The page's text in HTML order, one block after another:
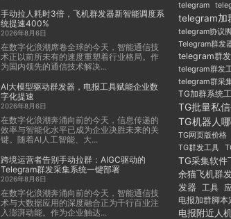
手动拉人耗时3倍，飞机群发器新智能调度系
统提速400%
2026年8月6日
在数字化浪潮席卷全球的今天，智能通信技
术正以前所未有的速度重塑着行业格局。作
为国内领先的通信技术解决...
AI大模型驱动群发器，电报工具赋能企业数
字化提速
2026年8月6日
在数字化浪潮奔涌向前的今天，信息传递的
效率与智能化水平已成为企业决胜未来的关
键。随着AI人工智能、大...
跨境运营者告别手动拉群：AIGC驱动的
Telegram群发采集系统一键部署
2026年8月6日
在数字化浪潮奔涌向前的今天，智能通信技
术与大数据应用的深度融合正为千行百业注
入澎湃动能。作为企业触达...
telegram
telegram加
telegram协议
Telegram群发
telegram群
telegram群发
telegram群采
TG加群系统
TG批量私
TG机器人
TG网页版价格
TG群发工具
TG采集软件
余猫飞机群
发器 工具
电报加群脚本
电报附近人